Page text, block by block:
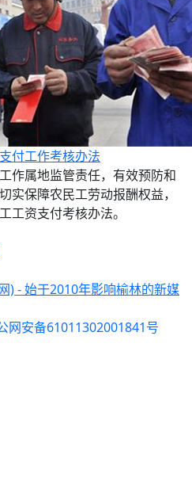
付工作考核办法
作属地监管责任，有效预防和
实保障农民工劳动报酬权益，
工资支付考核办法。
) - 始于2010年影响榆林的新媒
网安备61011302001841号